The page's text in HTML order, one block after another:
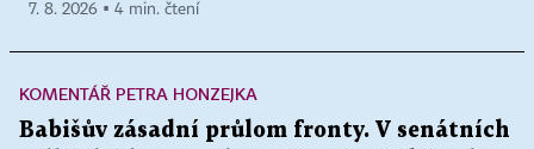
7. 8. 2026 ▪ 4 min. čtení
KOMENTÁŘ PETRA HONZEJKA
Babišův zásadní průlom fronty. V senátních